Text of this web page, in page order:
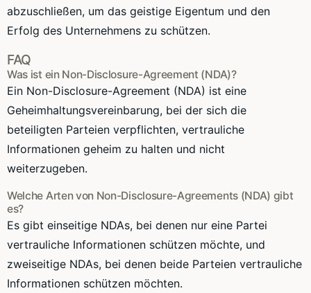
abzuschließen, um das geistige Eigentum und den
Erfolg des Unternehmens zu schützen.
FAQ
Was ist ein Non-Disclosure-Agreement (NDA)?
Ein Non-Disclosure-Agreement (NDA) ist eine
Geheimhaltungsvereinbarung, bei der sich die
beteiligten Parteien verpflichten, vertrauliche
Informationen geheim zu halten und nicht
weiterzugeben.
Welche Arten von Non-Disclosure-Agreements (NDA) gibt
es?
Es gibt einseitige NDAs, bei denen nur eine Partei
vertrauliche Informationen schützen möchte, und
zweiseitige NDAs, bei denen beide Parteien vertrauliche
Informationen schützen möchten.